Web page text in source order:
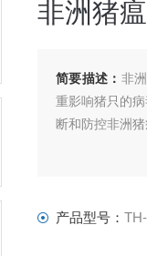
非洲猪
简要描述： 非
重影响猪只的
断和防控非洲
产品型号：